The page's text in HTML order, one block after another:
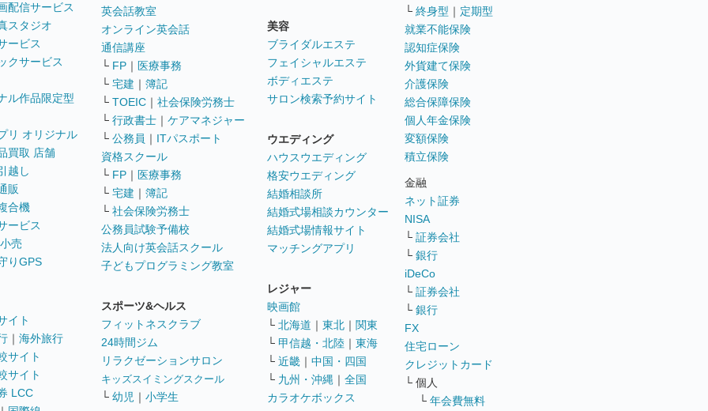
配信サービス
スタジオ
ービス
クサービス
ル作品限定型
リ オリジナル
買取 店舗
越し
販
合機
ービス
売
りGPS
イト
｜ 海外旅行
サイト
サイト
LCC
英会話教室
オンライン英会話
通信講座
└ FP ｜ 医療事務
└ 宅建 ｜ 簿記
└ TOEIC ｜ 社会保険労務士
└ 行政書士 ｜ ケアマネジャー
└ 公務員 ｜ ITパスポート
資格スクール
└ FP ｜ 医療事務
└ 宅建 ｜ 簿記
└ 社会保険労務士
公務員試験予備校
法人向け英会話スクール
子どもプログラミング教室
スポーツ&ヘルス
フィットネスクラブ
24時間ジム
リラクゼーションサロン
キッズスイミングスクール
└ 幼児 ｜ 小学生
美容
ブライダルエステ
フェイシャルエステ
ボディエステ
サロン検索予約サイト
ウエディング
ハウスウエディング
格安ウエディング
結婚相談所
結婚式場相談カウンター
結婚式場情報サイト
マッチングアプリ
レジャー
映画館
└ 北海道 ｜ 東北 ｜ 関東
└ 甲信越・北陸 ｜ 東海
└ 近畿 ｜ 中国・四国
└ 九州・沖縄 ｜ 全国
カラオケボックス
└ 終身型 ｜ 定期型
就業不能保険
認知症保険
外貨建て保険
介護保険
総合保障保険
個人年金保険
変額保険
積立保険
金融
ネット証券
NISA
└ 証券会社
└ 銀行
iDeCo
└ 証券会社
└ 銀行
FX
住宅ローン
クレジットカード
└ 個人
└ 年会費無料